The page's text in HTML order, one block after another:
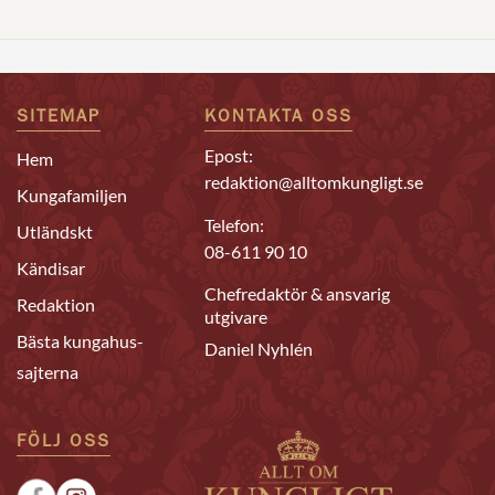
SITEMAP
Hem
Kungafamiljen
Utländskt
Kändisar
Redaktion
Bästa kungahus-
sajterna
KONTAKTA OSS
Epost:
redaktion@alltomkungligt.se
Telefon:
08-611 90 10
Chefredaktör & ansvarig
utgivare
Daniel Nyhlén
FÖLJ OSS